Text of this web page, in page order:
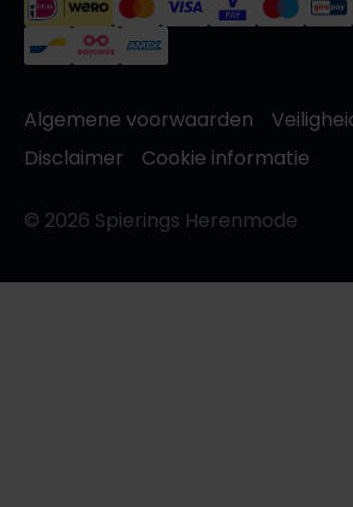
Algemene voorwaarden
Disclaimer
Cookie informatie
© 2026 Spierings Herenmode